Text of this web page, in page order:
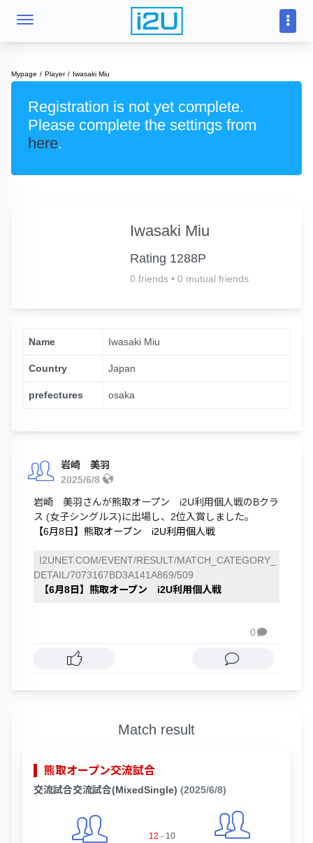
Mypage Player Iwasaki Miu
Registration is not yet complete.
Please complete the settings from
here.
Iwasaki Miu
Rating 1288P
0 friends • 0 mutual friends
Name Iwasaki Miu
Country Japan
prefectures osaka
岩崎 美羽
2025/6/8
岩崎 美羽さんが熊取オープン i2U利用個人戦のBクラ
ス (女子シングルス)に出場し、2位入賞しました。
【6月8日】熊取オープン i2U利用個人戦
I2UNET.COM/EVENT/RESULT/MATCH_CATEGORY_
DETAIL/7073167BD3A141A869/509
【6月8日】熊取オープン i2U利用個人戦
0
Match result
熊取オープン交流試合
交流試合交流試合(MixedSingle) (2025/6/8)
12 - 10